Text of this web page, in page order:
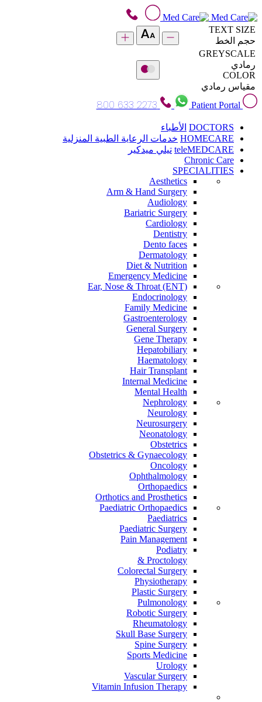
TEXT SIZE
حجم الخط
GREYSCALE
رمادي
COLOR
مقياس رمادي
Patient Portal
800 633 2273
DOCTORS الأطباء
HOMECARE خدمات الرعاية الطبية المنزلية
teleMEDCARE تيلي ميدكير
Chronic Care
SPECIALITIES
Aesthetics
Arm & Hand Surgery
Audiology
Bariatric Surgery
Cardiology
Dentistry
Dento faces
Dermatology
Diet & Nutrition
Emergency Medicine
Ear, Nose & Throat (ENT)
Endocrinology
Family Medicine
Gastroenterology
General Surgery
Gene Therapy
Hepatobiliary
Haematology
Hair Transplant
Internal Medicine
Mental Health
Nephrology
Neurology
Neurosurgery
Neonatology
Obstetrics
Obstetrics & Gynaecology
Oncology
Ophthalmology
Orthopaedics
Orthotics and Prosthetics
Paediatric Orthopaedics
Paediatrics
Paediatric Surgery
Pain Management
Podiatry
Proctology &
Colorectal Surgery
Physiotherapy
Plastic Surgery
Pulmonology
Robotic Surgery
Rheumatology
Skull Base Surgery
Spine Surgery
Sports Medicine
Urology
Vascular Surgery
Vitamin Infusion Therapy